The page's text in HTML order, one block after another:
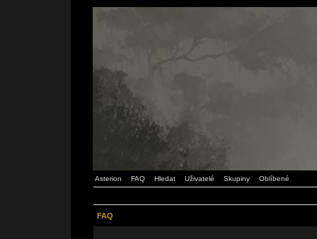
Asterion FAQ Hledat Uživatelé Skupiny Oblíbené
FAQ